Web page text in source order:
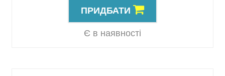
ПРИДБАТИ
Є в наявності